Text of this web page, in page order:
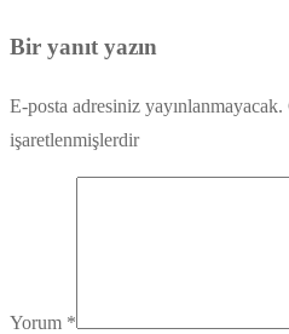
Bir yanıt yazın
E-posta adresiniz yayınlanmayacak.
işaretlenmişlerdir
Yorum *